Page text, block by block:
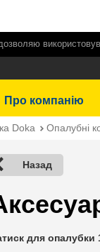
Про компанію
Doka Опалубні
Назад
для